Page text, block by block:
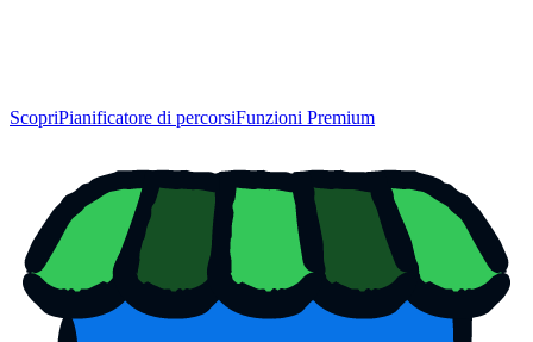
ScopriPianificatore di percorsiFunzioni Premium